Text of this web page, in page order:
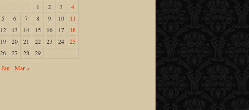
1 2 3
4
5
6 7 8 9 10
11
12
13 14 15 16 17
18
19
20 21 22 23 24
25
26
27 28
29
Jan
Mar »